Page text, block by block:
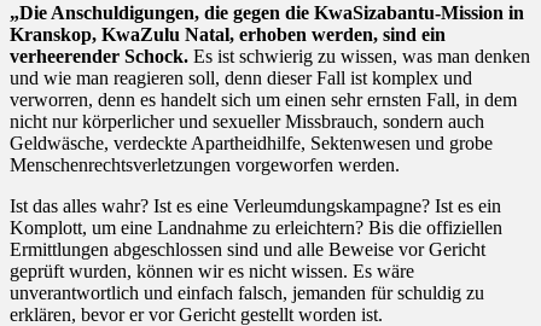
„Die Anschuldigungen, die gegen die KwaSizabantu-Mission in
Kranskop, KwaZulu Natal, erhoben werden, sind ein
verheerender Schock. Es ist schwierig zu wissen, was man denken
und wie man reagieren soll, denn dieser Fall ist komplex und
verworren, denn es handelt sich um einen sehr ernsten Fall, in dem
nicht nur körperlicher und sexueller Missbrauch, sondern auch
Geldwäsche, verdeckte Apartheidhilfe, Sektenwesen und grobe
Menschenrechtsverletzungen vorgeworfen werden.
Ist das alles wahr? Ist es eine Verleumdungskampagne? Ist es ein
Komplott, um eine Landnahme zu erleichtern? Bis die offiziellen
Ermittlungen abgeschlossen sind und alle Beweise vor Gericht
geprüft wurden, können wir es nicht wissen. Es wäre
unverantwortlich und einfach falsch, jemanden für schuldig zu
erklären, bevor er vor Gericht gestellt worden ist.